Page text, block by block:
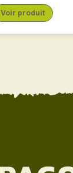
Voir produit